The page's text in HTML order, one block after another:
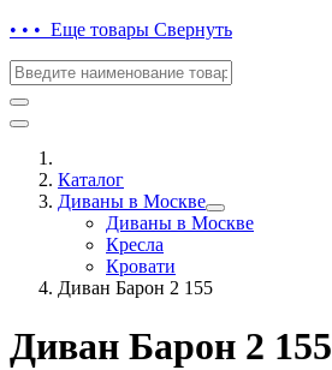
• • • Еще товары Свернуть
Каталог
Диваны в Москве
Диваны в Москве
Кресла
Кровати
Диван Барон 2 155
Диван Барон 2 155